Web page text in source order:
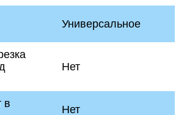
Универсальное
Нет
в
Нет